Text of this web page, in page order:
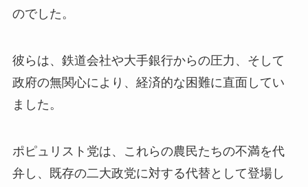
のでした。
彼らは、鉄道会社や大手銀行からの圧力、そして
政府の無関心により、経済的な困難に直面してい
ました。
ポピュリスト党は、これらの農民たちの不満を代
弁し、既存の二大政党に対する代替として登場し